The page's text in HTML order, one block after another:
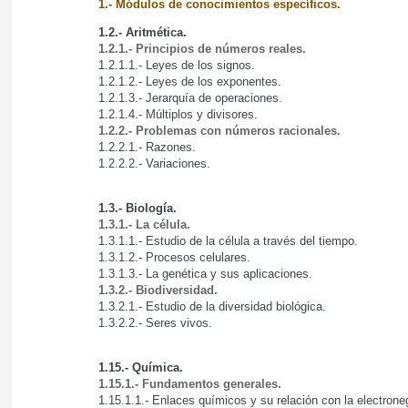
1.- Módulos de conocimientos específicos.
1.2.- Aritmética.
1.2.1.- Principios de números reales.
1.2.1.1.- Leyes de los signos.
1.2.1.2.- Leyes de los exponentes.
1.2.1.3.- Jerarquía de operaciones.
1.2.1.4.- Múltiplos y divisores.
1.2.2.- Problemas con números racionales.
1.2.2.1.- Razones.
1.2.2.2.- Variaciones.
1.3.- Biología.
1.3.1.- La célula.
1.3.1.1.- Estudio de la célula a través del tiempo.
1.3.1.2.- Procesos celulares.
1.3.1.3.- La genética y sus aplicaciones.
1.3.2.- Biodiversidad.
1.3.2.1.- Estudio de la diversidad biológica.
1.3.2.2.- Seres vivos.
1.15.- Química.
1.15.1.- Fundamentos generales.
1.15.1.1.- Enlaces químicos y su relación con la